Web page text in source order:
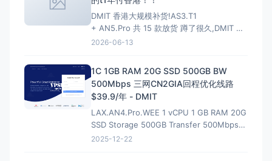
DMIT 香港大规模补货!AS3.T1
+ AN5.Pro 共 15 款放货 蹲了很久,DMIT 香
港终于一次放出两条线,手快有手慢无(港区一
流量 · 入门 $6.9/月起
2026-06-13
1C 1GB RAM 20G SSD 500GB BW
500Mbps 三网CN2GIA回程优化线路
$39.9/年 - DMIT
LAX.AN4.Pro.WEE 1 vCPU 1 GB RAM 20G
SSD Storage 500GB Transfer 500Mbps
VirtIO Interface 1 IPv4 &amp; 1 IPv6 /64
2025-12-22